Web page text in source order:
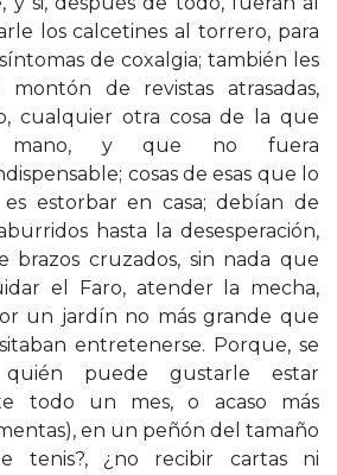
los calcetines al torrero, para
de coxalgia; también les
de revistas atrasadas,
cualquier otra cosa de la que
mano, y que no fuera
cosas de esas que lo
estorbar en casa; debían de
hasta la desesperación,
cruzados, sin nada que
el Faro, atender la mecha,
un jardín no más grande que
entretenerse. Porque, se
quién puede gustarle estar
todo un mes, o acaso más
en un peñón del tamaño
tenis?, ¿no recibir cartas ni